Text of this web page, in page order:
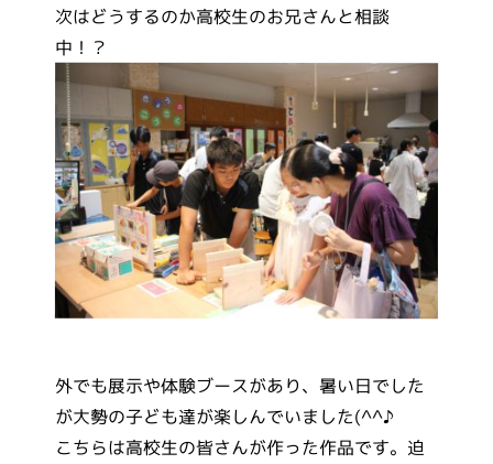
次はどうするのか高校生のお兄さんと相談
中！？
外でも展示や体験ブースがあり、暑い日でした
が大勢の子ども達が楽しんでいました(^^♪
こちらは高校生の皆さんが作った作品です。迫